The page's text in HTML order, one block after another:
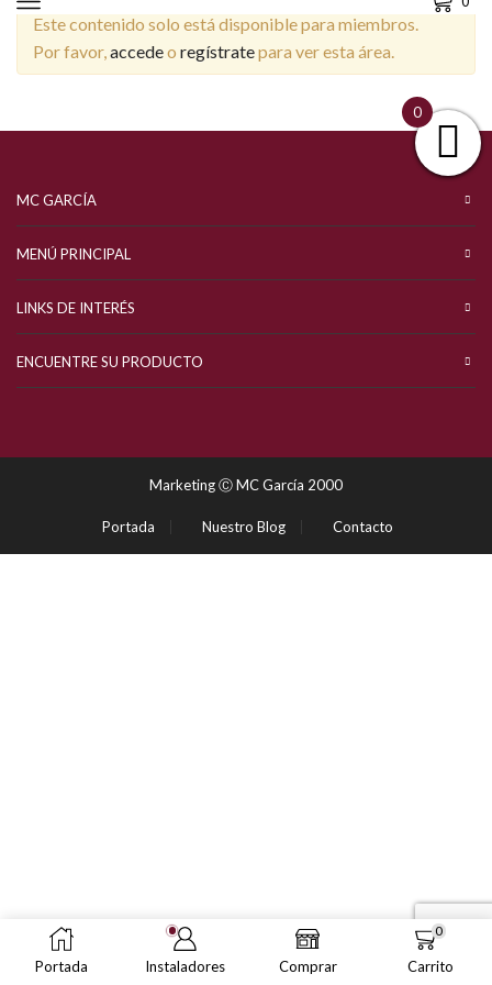
Este contenido solo está disponible para miembros.
Por favor,accedeo regístratepara ver esta área.
MC GARCÍA
MENÚ PRINCIPAL
LINKS DE INTERÉS
ENCUENTRE SU PRODUCTO
Marketing Ⓒ MC García 2000
Portada Nuestro Blog Contacto
Portada Instaladores Comprar
0
Carrito
0